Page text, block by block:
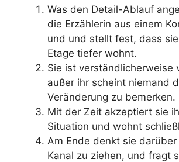
Was den Detail-Ablauf
die Erzählerin aus einem
und und stellt fest, dass
Etage tiefer wohnt.
Sie ist verständlicherweise
außer ihr scheint niemand
Veränderung zu bemerken.
Mit der Zeit akzeptiert sie
Situation und wohnt
Am Ende denkt sie
Kanal zu ziehen, und fragt